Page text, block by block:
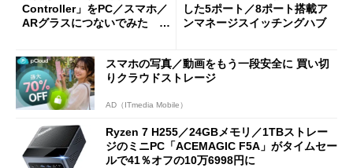
Controller」をPC／スマホ／
ARグラスにつないでみた ゲ
した5ポート／8ポート搭載ア
ンマネージスイッチングハブ
スマホの写真／動画をもう一段安全に 買い切
りクラウドストレージ
AD（ITmedia Mobile）
Ryzen 7 H255／24GBメモリ／1TBストレー
ジのミニPC「ACEMAGIC F5A」がタイムセー
ルで41％オフの10万6998円に